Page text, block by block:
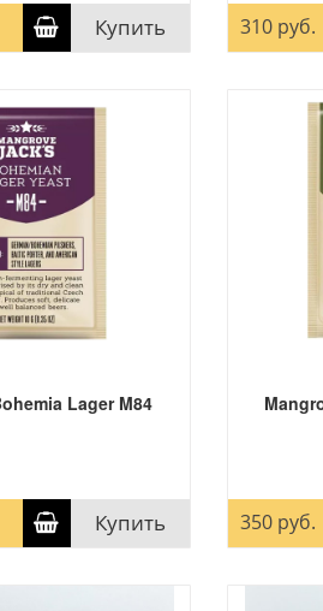
Купить 310 руб.
Lager M84
Купить 350 руб.